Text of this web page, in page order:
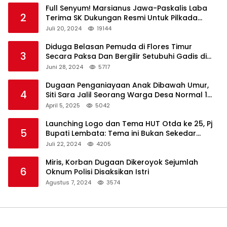
2
Full Senyum! Marsianus Jawa-Paskalis Laba
Terima SK Dukungan Resmi Untuk Pilkada
Lembata
Juli 20, 2024 19144
3
Diduga Belasan Pemuda di Flores Timur
Secara Paksa Dan Bergilir Setubuhi Gadis di
Bawah Umur
Juni 28, 2024 5717
4
Dugaan Penganiayaan Anak Dibawah Umur,
Siti Sara Jalil Seorang Warga Desa Normal 1
Melapor ke Polisi
April 5, 2025 5042
5
Launching Logo dan Tema HUT Otda ke 25, Pj
Bupati Lembata: Tema ini Bukan Sekedar
Refleksi Semalam
Juli 22, 2024 4205
6
Miris, Korban Dugaan Dikeroyok Sejumlah
Oknum Polisi Disaksikan Istri
Agustus 7, 2024 3574